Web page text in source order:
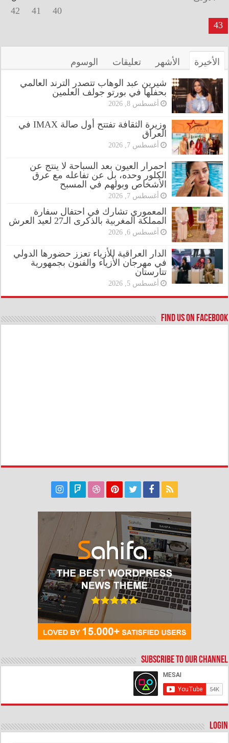
40
41
42
43
الأخيرة الأشهر تعليقات الوسوم
شيرين عبد الوهاب تتصدر الترند العالمي
بحفلها في بورتو جولف العلمين
أغسطس 8, 2026
وزيرة الثقافة تفتتح أول صالة IMAX في
العراق
أغسطس 7, 2026
احمرار العيون بعد السباحة لا ينتج عن
الكلور وحده، بل عن تفاعله مع عرق
الأشخاص وبولهم في المسبح
أغسطس 7, 2026
المعموري تشارك في احتفال سفارة
المملكة المغربية بالذكرى الـ27 لعيد العرش
أغسطس 6, 2026
الدار العراقية للأزياء تعزز حضورها الدولي
في مهرجان الأزياء والفنون بجمهورية
تتارستان
أغسطس 5, 2026
Find us on Facebook
Subscribe to our Channel
Login